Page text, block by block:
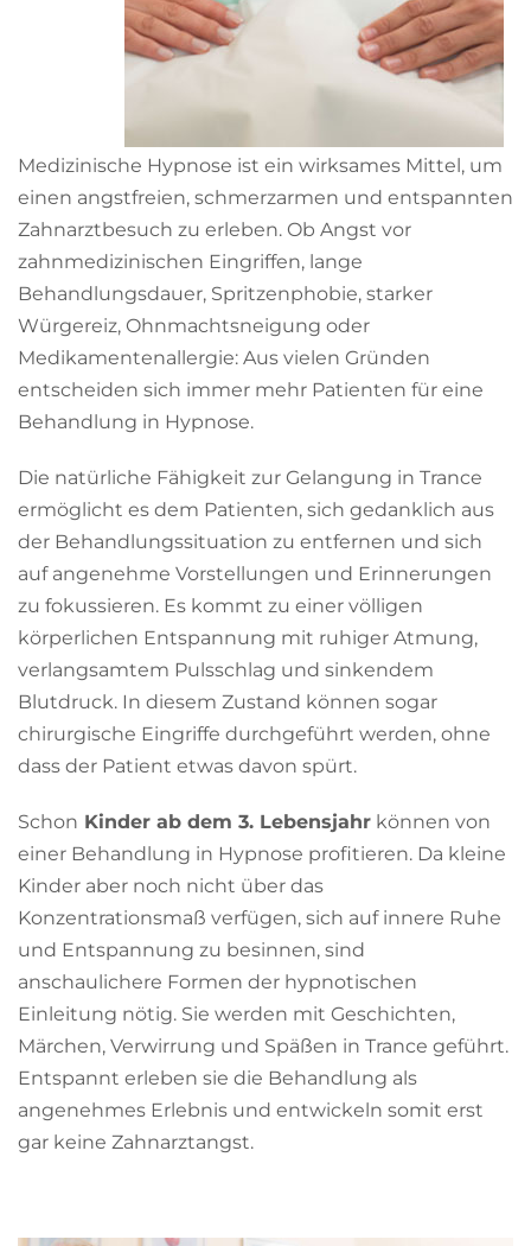
Medizinische Hypnose ist ein wirksames Mittel, um
einen angstfreien, schmerzarmen und entspannten
Zahnarztbesuch zu erleben. Ob Angst vor
zahnmedizinischen Eingriffen, lange
Behandlungsdauer, Spritzenphobie, starker
Würgereiz, Ohnmachtsneigung oder
Medikamentenallergie: Aus vielen Gründen
entscheiden sich immer mehr Patienten für eine
Behandlung in Hypnose.
Die natürliche Fähigkeit zur Gelangung in Trance
ermöglicht es dem Patienten, sich gedanklich aus
der Behandlungssituation zu entfernen und sich
auf angenehme Vorstellungen und Erinnerungen
zu fokussieren. Es kommt zu einer völligen
körperlichen Entspannung mit ruhiger Atmung,
verlangsamtem Pulsschlag und sinkendem
Blutdruck. In diesem Zustand können sogar
chirurgische Eingriffe durchgeführt werden, ohne
dass der Patient etwas davon spürt.
Schon Kinder ab dem 3. Lebensjahr können von
einer Behandlung in Hypnose profitieren. Da kleine
Kinder aber noch nicht über das
Konzentrationsmaß verfügen, sich auf innere Ruhe
und Entspannung zu besinnen, sind
anschaulichere Formen der hypnotischen
Einleitung nötig. Sie werden mit Geschichten,
Märchen, Verwirrung und Späßen in Trance geführt.
Entspannt erleben sie die Behandlung als
angenehmes Erlebnis und entwickeln somit erst
gar keine Zahnarztangst.